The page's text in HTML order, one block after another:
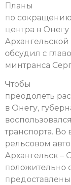
Планы
по
центра в Онегу
обсудил с
минтранса
Чтобы
преодолеть
в Онегу,
транспорта.
рельсовом
Архангельск –
положительно